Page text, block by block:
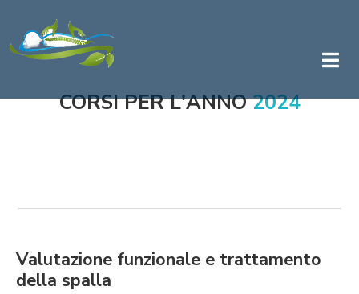
CORSI PER L'ANNO2024
Valutazione funzionale e trattamento
della spalla